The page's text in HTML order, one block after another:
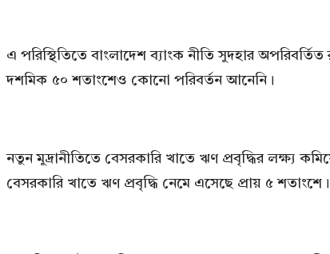
এ পরিস্থিতিতে বাংলাদেশ ব্যাংক নীতি সুদহার
দশমিক ৫০ শতাংশেও কোনো পরিবর্তন আনেনি।
নতুন মুদ্রানীতিতে বেসরকারি খাতে ঋণ প্রবৃদ্ধির লক্ষ্য
বেসরকারি খাতে ঋণ প্রবৃদ্ধি নেমে এসেছে প্রায় ৫